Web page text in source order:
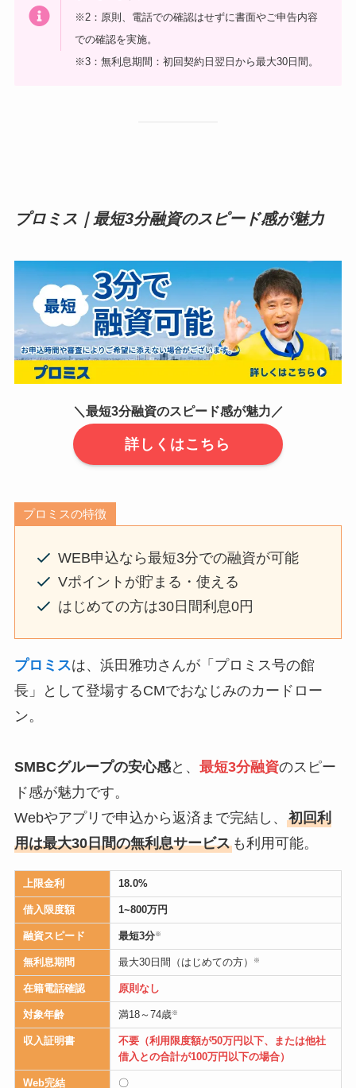
※2：原則、電話での確認はせずに書面やご申告内容
での確認を実施。
※3：無利息期間：初回契約日翌日から最大30日間。
プロミス｜ 最短3分融資のスピード感が魅力
＼最短3分融資のスピード感が魅力／
詳しくはこちら
プロミスの特徴
WEB申込なら最短3分での融資が可能
Vポイントが貯まる・使える
はじめての方は30日間利息0円
プロミスは、浜田雅功さんが「プロミス号の館
長」として登場するCMでおなじみのカードロー
ン。
SMBCグループの安心感と、 最短3分融資のスピー
ド感が魅力です。
Webやアプリで申込から返済まで完結し、 初回利
用は最大30日間の無利息サービスも利用可能。
上限金利 18.0%
借入限度額 1~800万円
融資スピード 最短3分※
無利息期間 最大30日間（はじめての方） ※
在籍電話確認 原則なし
対象年齢 満18～74歳※
収入証明書
不要（利用限度額が50万円以下、または他社
借入との合計が100万円以下の場合）
Web完結 〇